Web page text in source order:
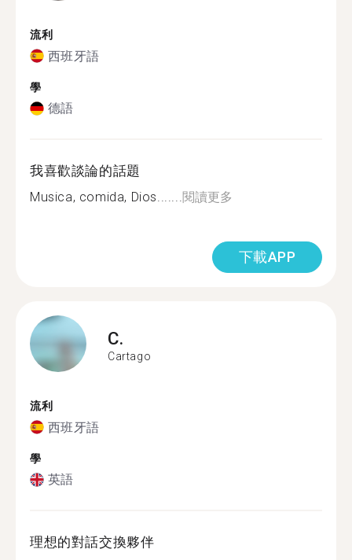
流利
西班牙語
學
德語
我喜歡談論的話題
Musica, comida, Dios.......閱讀更多
下載APP
C.
Cartago
流利
西班牙語
學
英語
理想的對話交換夥伴